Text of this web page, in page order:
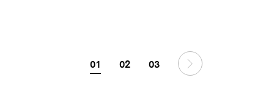
01 02 03